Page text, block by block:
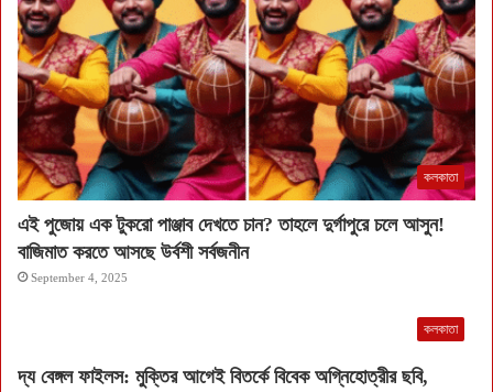
কলকাতা
এই পুজোয় এক টুকরো পাঞ্জাব দেখতে চান? তাহলে দুর্গাপুরে চলে আসুন!
বাজিমাত করতে আসছে উর্বশী সর্বজনীন
September 4, 2025
কলকাতা
দ্য বেঙ্গল ফাইলস: মুক্তির আগেই বিতর্কে বিবেক অগ্নিহোত্রীর ছবি,